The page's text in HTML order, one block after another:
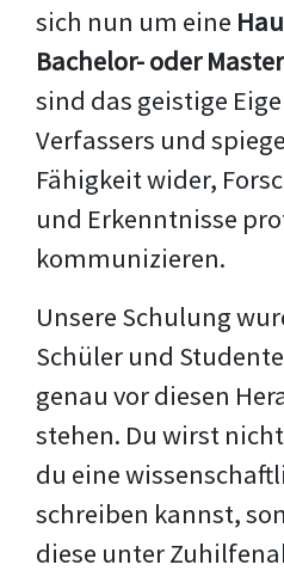
sich nun um eine
Bachelor- oder
sind das geistige
Verfassers und
Fähigkeit wider,
und Erkenntnisse
kommunizieren.
Unsere Schulung
Schüler und
genau vor diesen
stehen. Du wirst
du eine
schreiben kannst,
diese unter